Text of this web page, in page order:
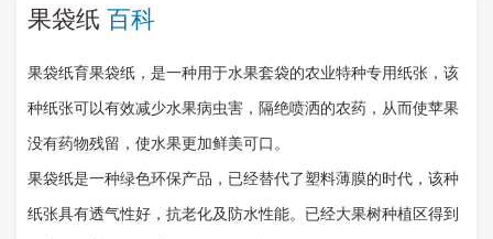
果袋纸 百科
果袋纸育果袋纸，是一种用于水果套袋的农业特种专用纸张，该
种纸张可以有效减少水果病虫害，隔绝喷洒的农药，从而使苹果
没有药物残留，使水果更加鲜美可口。
果袋纸是一种绿色环保产品，已经替代了塑料薄膜的时代，该种
纸张具有透气性好，抗老化及防水性能。已经大果树种植区得到